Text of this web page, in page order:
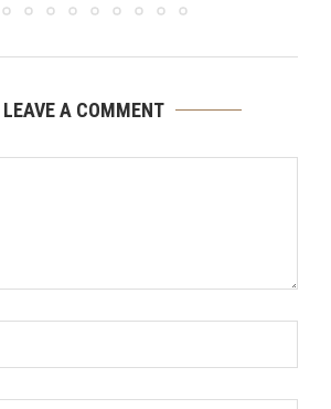
LEAVE A COMMENT